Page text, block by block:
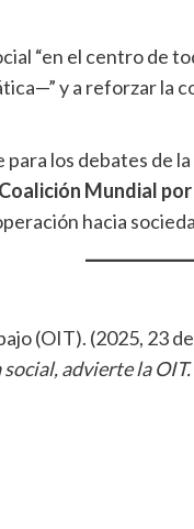
“en el centro de
y a reforzar
para los debates de
Coalición Mundial
hacia
(OIT). (2025, 23
advierte la OIT.